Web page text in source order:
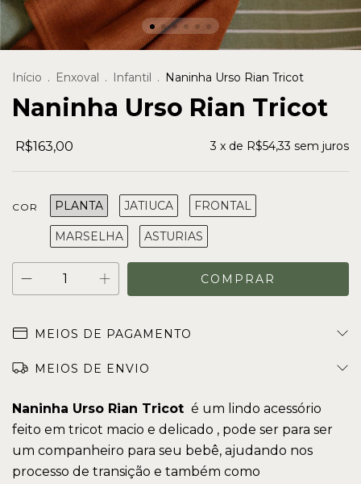
Início . Enxoval . Infantil . Naninha Urso Rian Tricot
Naninha Urso Rian Tricot
R$163,00 3 x de R$54,33 sem juros
COR PLANTA JATIUCA FRONTAL
MARSELHA ASTURIAS
MEIOS DE PAGAMENTO
MEIOS DE ENVIO
Naninha Urso Rian Tricot é um lindo acessório
feito em tricot macio e delicado , pode ser para ser
um companheiro para seu bebê, ajudando nos
processo de transição e também como